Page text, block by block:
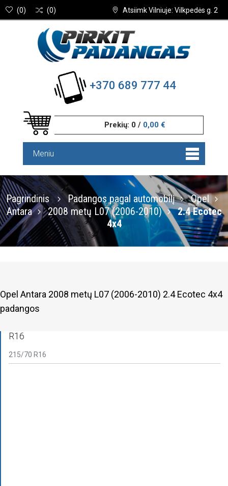
Atsiimk Vilniuje: Vilkpedės g. 2
(0) (0)
+370 689 777 44
Prekių: 0 / 0,00 €
Meniu
Pagrindinis Padangos pagal automobilį
Opel
Antara
2008 metų L07 (2006-2010)
2.4 Ecotec
4x4
Opel Antara 2008 metų L07 (2006-2010) 2.4 Ecotec 4x4
padangos
R16
215/70 R16